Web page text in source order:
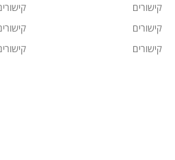
קישורים
קישורים
קישורים